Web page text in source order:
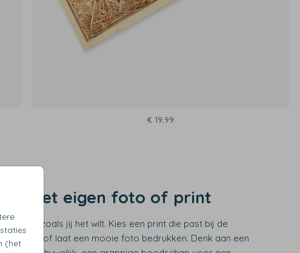
(het
€ 19,99
met eigen foto of print
precies zoals jij het wilt. Kies een print die past bij de
naam toe of laat een mooie foto bedrukken. Denk aan een